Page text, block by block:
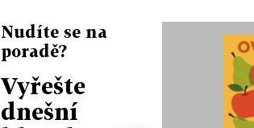
Nudíte se na
poradě?
Vyřešte
dnešní